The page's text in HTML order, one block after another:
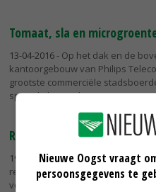
Tomaat, sla en
13-04-2016- Op het dak en de
kantoorgebouw van Philips
grootste commerciële
speciale kas op het...
Rotterdam zoekt agrariërs
19-06-2015- Gemeente
regio die rechtstreeks
voor een serie masterclasses.
Nieuwe Oogst vraagt
persoonsgegevens te